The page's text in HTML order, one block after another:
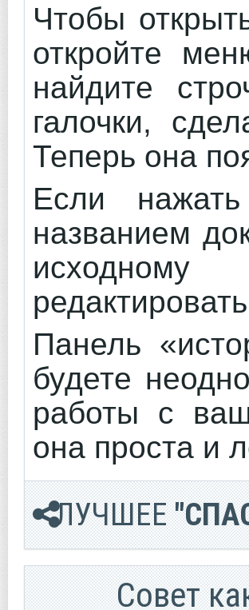
Чтобы
откройте
найдите
галочки,
Теперь она
Если
названием
Панель
будете
работы с
она проста и
ЛУЧШЕЕ
Cовет